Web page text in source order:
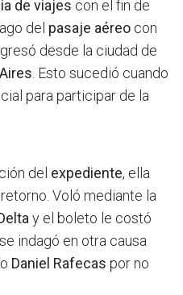
de viajes con el fin de
del pasaje aéreo con
desde la ciudad de
. Esto sucedió cuando
para participar de la
del expediente, ella
Voló mediante la
y el boleto le costó
indagó en otra causa
Daniel Rafecas por no